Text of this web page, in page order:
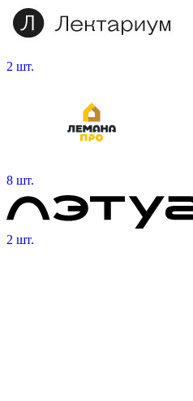
2 шт.
8 шт.
2 шт.